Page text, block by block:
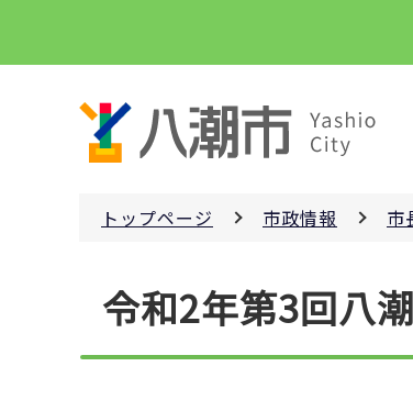
ペ
トップページ 市政情報 市
令和2年第3回八